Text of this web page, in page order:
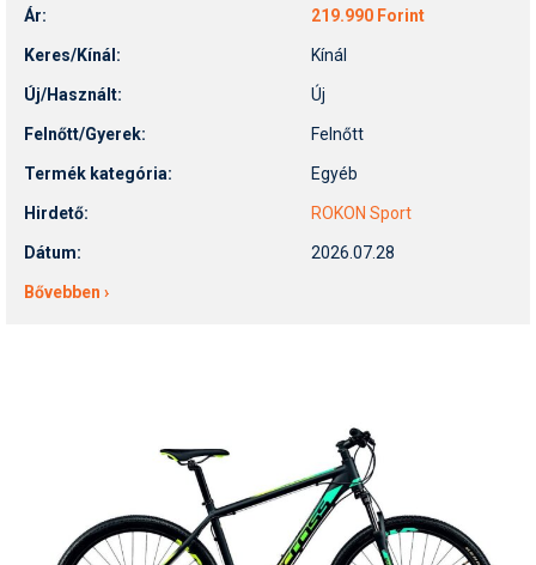
Ár: 219.990 Forint
Keres/Kínál: Kínál
Új/Használt: Új
Felnőtt/Gyerek: Felnőtt
Termék kategória: Egyéb
Hirdető: ROKON Sport
Dátum: 2026.07.28
Bővebben ›